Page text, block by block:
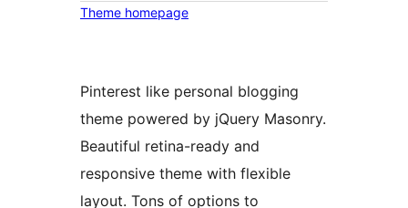
Theme homepage
Pinterest like personal blogging
theme powered by jQuery Masonry.
Beautiful retina-ready and
responsive theme with flexible
layout. Tons of options to